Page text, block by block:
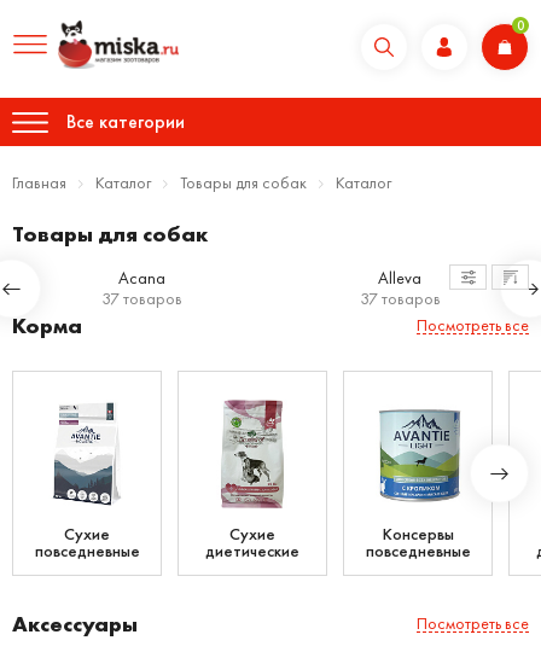
0
Все категории
Главная Каталог Товары для собак Каталог
Товары для собак
Acana
37 товаров
Alleva
37 товаров
Корма Посмотреть все
Сухие
повседневные
Сухие
диетические
Консервы
повседневные
Аксессуары Посмотреть все